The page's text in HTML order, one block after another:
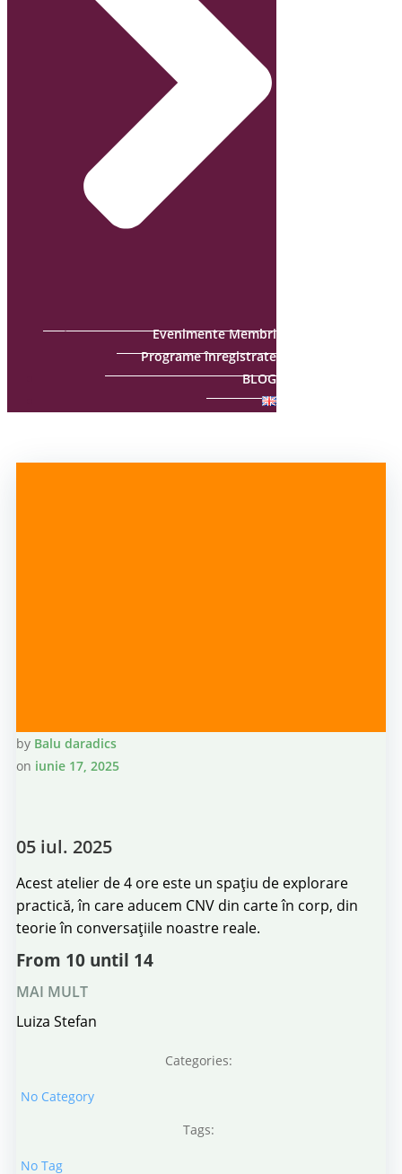
Evenimente Membri
Programe înregistrate
BLOG
by Balu daradics
on iunie 17, 2025
05 iul. 2025
Acest atelier de 4 ore este un spațiu de explorare
practică, în care aducem CNV din carte în corp, din
teorie în conversațiile noastre reale.
From 10 until 14
MAI MULT
Luiza Stefan
Categories:
No Category
Tags:
No Tag